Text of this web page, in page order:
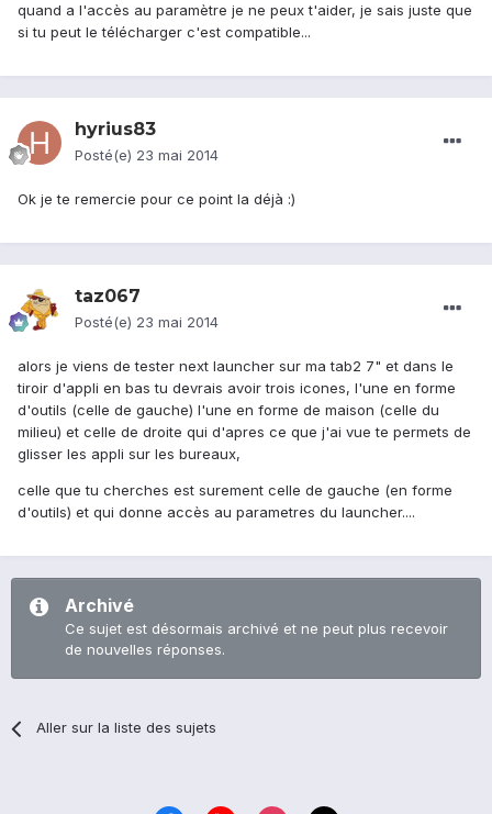
quand a l'accès au paramètre je ne peux t'aider, je sais juste que
si tu peut le télécharger c'est compatible...
hyrius83
Posté(e) 23 mai 2014
Ok je te remercie pour ce point la déjà :)
taz067
Posté(e) 23 mai 2014
alors je viens de tester next launcher sur ma tab2 7" et dans le
tiroir d'appli en bas tu devrais avoir trois icones, l'une en forme
d'outils (celle de gauche) l'une en forme de maison (celle du
milieu) et celle de droite qui d'apres ce que j'ai vue te permets de
glisser les appli sur les bureaux,
celle que tu cherches est surement celle de gauche (en forme
d'outils) et qui donne accès au parametres du launcher....
Archivé
Ce sujet est désormais archivé et ne peut plus recevoir
de nouvelles réponses.
Aller sur la liste des sujets